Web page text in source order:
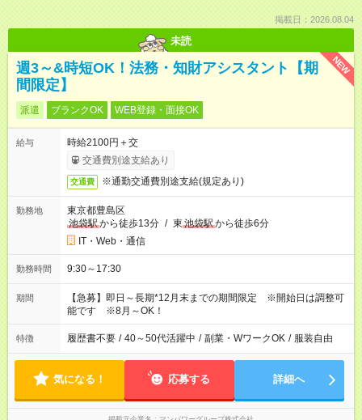
掲載日：2026.08.04
未読
NEW
週3～&時短OK！法務・知財アシスタント【期
間限定】
派遣 ブランクOK WEB登録・面接OK
給与
時給2100円＋交
交通費別途支給あり
交通費 ※通勤交通費別途支給(規定あり)
勤務地
東京都豊島区
池袋駅から徒歩13分 / 東 池袋駅から徒歩6分
IT・Web・通信
勤務時間 9:30～17:30
期間
【急募】即日～長期*12月末までの期間限定 ※開始日は調整可
能です ※8月～OK！
特徴 履歴書不要 / 40～50代活躍中 / 副業・WワークOK / 服装自由
気になる！ 応募する 詳細へ